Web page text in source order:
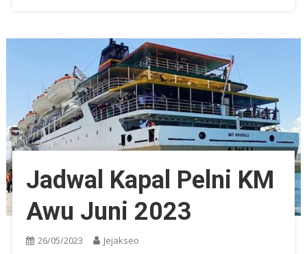
Jadwal Kapal Pelni KM
Awu Juni 2023
26/05/2023 Jejakseo